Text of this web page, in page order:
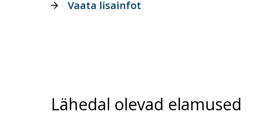
Vaata lisainfot
Lähedal olevad elamused